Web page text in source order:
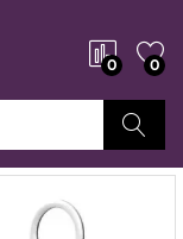
0 0
Вперед!